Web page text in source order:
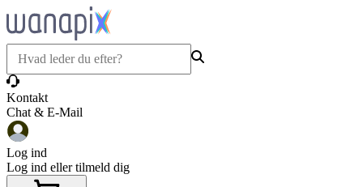
Kontakt
Chat & E-Mail
Log ind
Log ind eller tilmeld dig